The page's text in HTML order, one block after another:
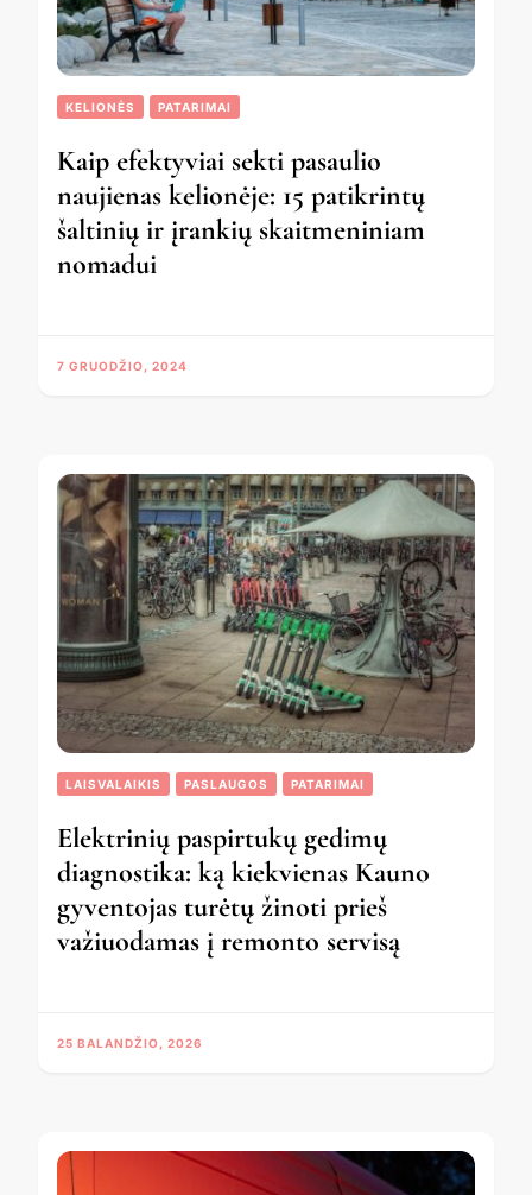
KELIONĖS PATARIMAI
Kaip efektyviai sekti pasaulio
naujienas kelionėje: 15 patikrintų
šaltinių ir įrankių skaitmeniniam
nomadui
7 GRUODŽIO, 2024
LAISVALAIKIS PASLAUGOS PATARIMAI
Elektrinių paspirtukų gedimų
diagnostika: ką kiekvienas Kauno
gyventojas turėtų žinoti prieš
važiuodamas į remonto servisą
25 BALANDŽIO, 2026